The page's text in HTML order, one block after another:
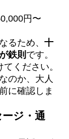
円〜
るため、 十
鉄則 です。
ください。
のか、大人
に確認しま
ジ・通